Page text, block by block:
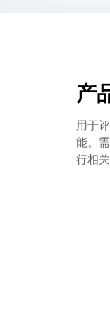
产
用于
能。
行相